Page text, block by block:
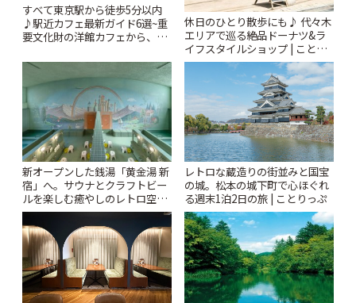
すべて東京駅から徒歩5分以内
♪駅近カフェ最新ガイド6選~重
要文化財の洋館カフェから、改
りっぷ
休日のひとり散歩にも♪ 代々木
エリアで巡る絶品ドーナツ&ラ
イフスタイルショップ | ことり
っぷ
新オープンした銭湯「黄金湯 新
宿」へ。サウナとクラフトビー
ルを楽しむ癒やしのレトロ空間
| ことりっぷ
レトロな蔵造りの街並みと国宝
の城。松本の城下町で心ほぐれ
る週末1泊2日の旅 | ことりっぷ